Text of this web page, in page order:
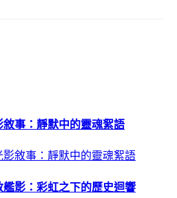
敘事：靜默中的靈魂絮語
艦影：彩虹之下的歷史迴響